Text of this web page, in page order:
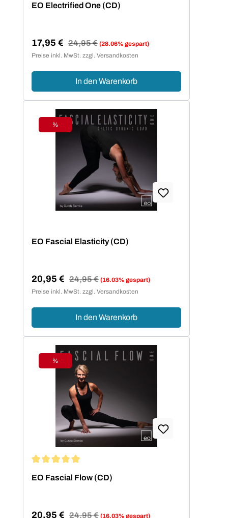
EO Electrified One (CD)
Verkaufspreis:
17,95 € Regulärer Preis:
24,95 € (28.06% gespart)
Preise inkl. MwSt. zzgl. Versandkosten
In den Warenkorb
Rabatt
%
EO Fascial Elasticity (CD)
Verkaufspreis:
20,95 € Regulärer Preis:
24,95 € (16.03% gespart)
Preise inkl. MwSt. zzgl. Versandkosten
In den Warenkorb
Rabatt
%
EO Fascial Flow (CD)
20,95 € Regulärer Preis:
24,95 € (16.03% gespart)